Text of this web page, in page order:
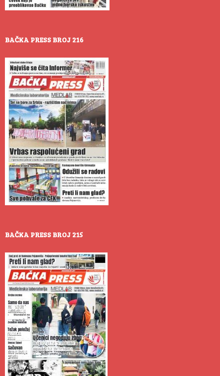
BAČKA PRESS BROJ 216
BAČKA PRESS BROJ 215